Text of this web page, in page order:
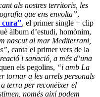
als nostres territoris, les
que ens envolta”,
, el primer single + clip
àlbum d’estudi, homònim,
nascut al mar Mediterrani,
, canta el primer vers de la
i sanació, a més d’una
els pegolins, “i amb La
tornar a les arrels personals
terra per reconèixer el
només així podem